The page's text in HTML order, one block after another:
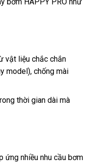
vật liệu chắc chắn
model), chống mài
thời gian dài mà
ứng nhiều nhu cầu bơm